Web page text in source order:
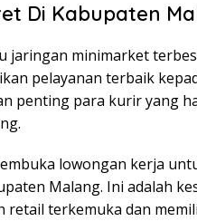
Di Kabupaten
jaringan minimarket
pelayanan terbaik
penting para kurir yang
lowongan kerja
Malang. Ini adalah
terkemuka dan